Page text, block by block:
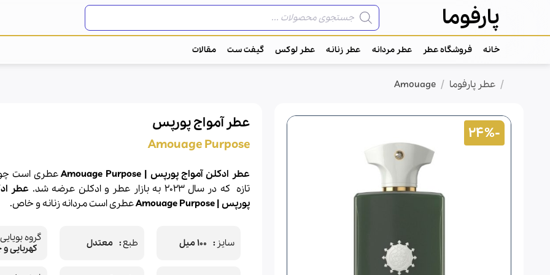
content
پارفوما جستجوی
محصولات
خانه فروشگاه عطر عطر مردانه عطر زنانه عطر لوکس گیفت ست مقالات
/ عطر پارفوما /
Amouage
-24%
عطر آمواج پورپس
Amouage Purpose
عطر ادکلن آمواج پورپس | Amouage Purpose
عطری است
تازه که در سال 2023 به بازار عطر وادکلن عرضه شد. عطر
پورپس | Amouage Purpose
عطری است مردانه زنانه و خاص.
سایز 100 میل طبع معتدل
گروه بویایی
کهربایی